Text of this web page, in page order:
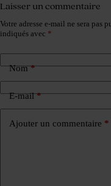
Laisser un commentaire
Votre adresse e-mail ne sera pas
indiqués avec *
Nom*
E-mail*
Ajouter un commentaire *